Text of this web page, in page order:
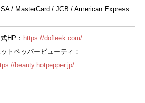
/ MasterCard / JCB / American Express
HP： https://dofleek.com/
トペッパービューティ：
beauty.hotpepper.jp/